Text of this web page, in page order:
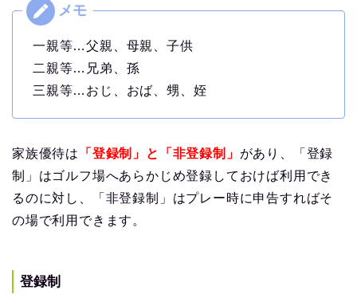
一親等…父親、母親、子供
二親等…兄弟、孫
三親等…おじ、おば、甥、姪
家族優待は 「登録制」と「非登録制」 があり、「登録
制」はゴルフ場へあらかじめ登録しておけば利用でき
るのに対し、「非登録制」はプレー時に申告すればそ
の場で利用できます。
登録制